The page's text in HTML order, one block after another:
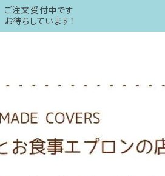
ご注文受付中です
お待ちしています！